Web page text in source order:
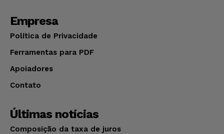
Empresa
Política de Privacidade
Ferramentas para PDF
Apoiadores
Contato
Últimas notícias
Composição da taxa de juros